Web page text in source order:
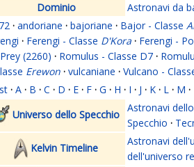
Dominio
Astronavi da
· andoriane · bajoriane · Bajor - Classe
· Ferengi - Classe D'Kora · Ferengi -
(2260) · Romulus - Classe D7 ·
Erewon · vulcaniane · Vulcano -
· A · B · C · D · E · F · G · H · I · J · K · L · M ·
Universo dello Specchio
Astronavi
Specchio ·
Kelvin Timeline
Astronavi
dell'universo